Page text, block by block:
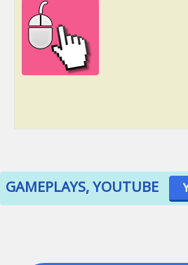
GAMEPLAYS, YOUTUBE